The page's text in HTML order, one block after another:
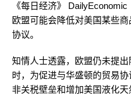
《每日经济》
欧盟可能会降低对美国某些
协议。
知情人士透露，欧盟仍未提
时，为促进与华盛顿的贸易
非关税壁垒和增加美国液化天